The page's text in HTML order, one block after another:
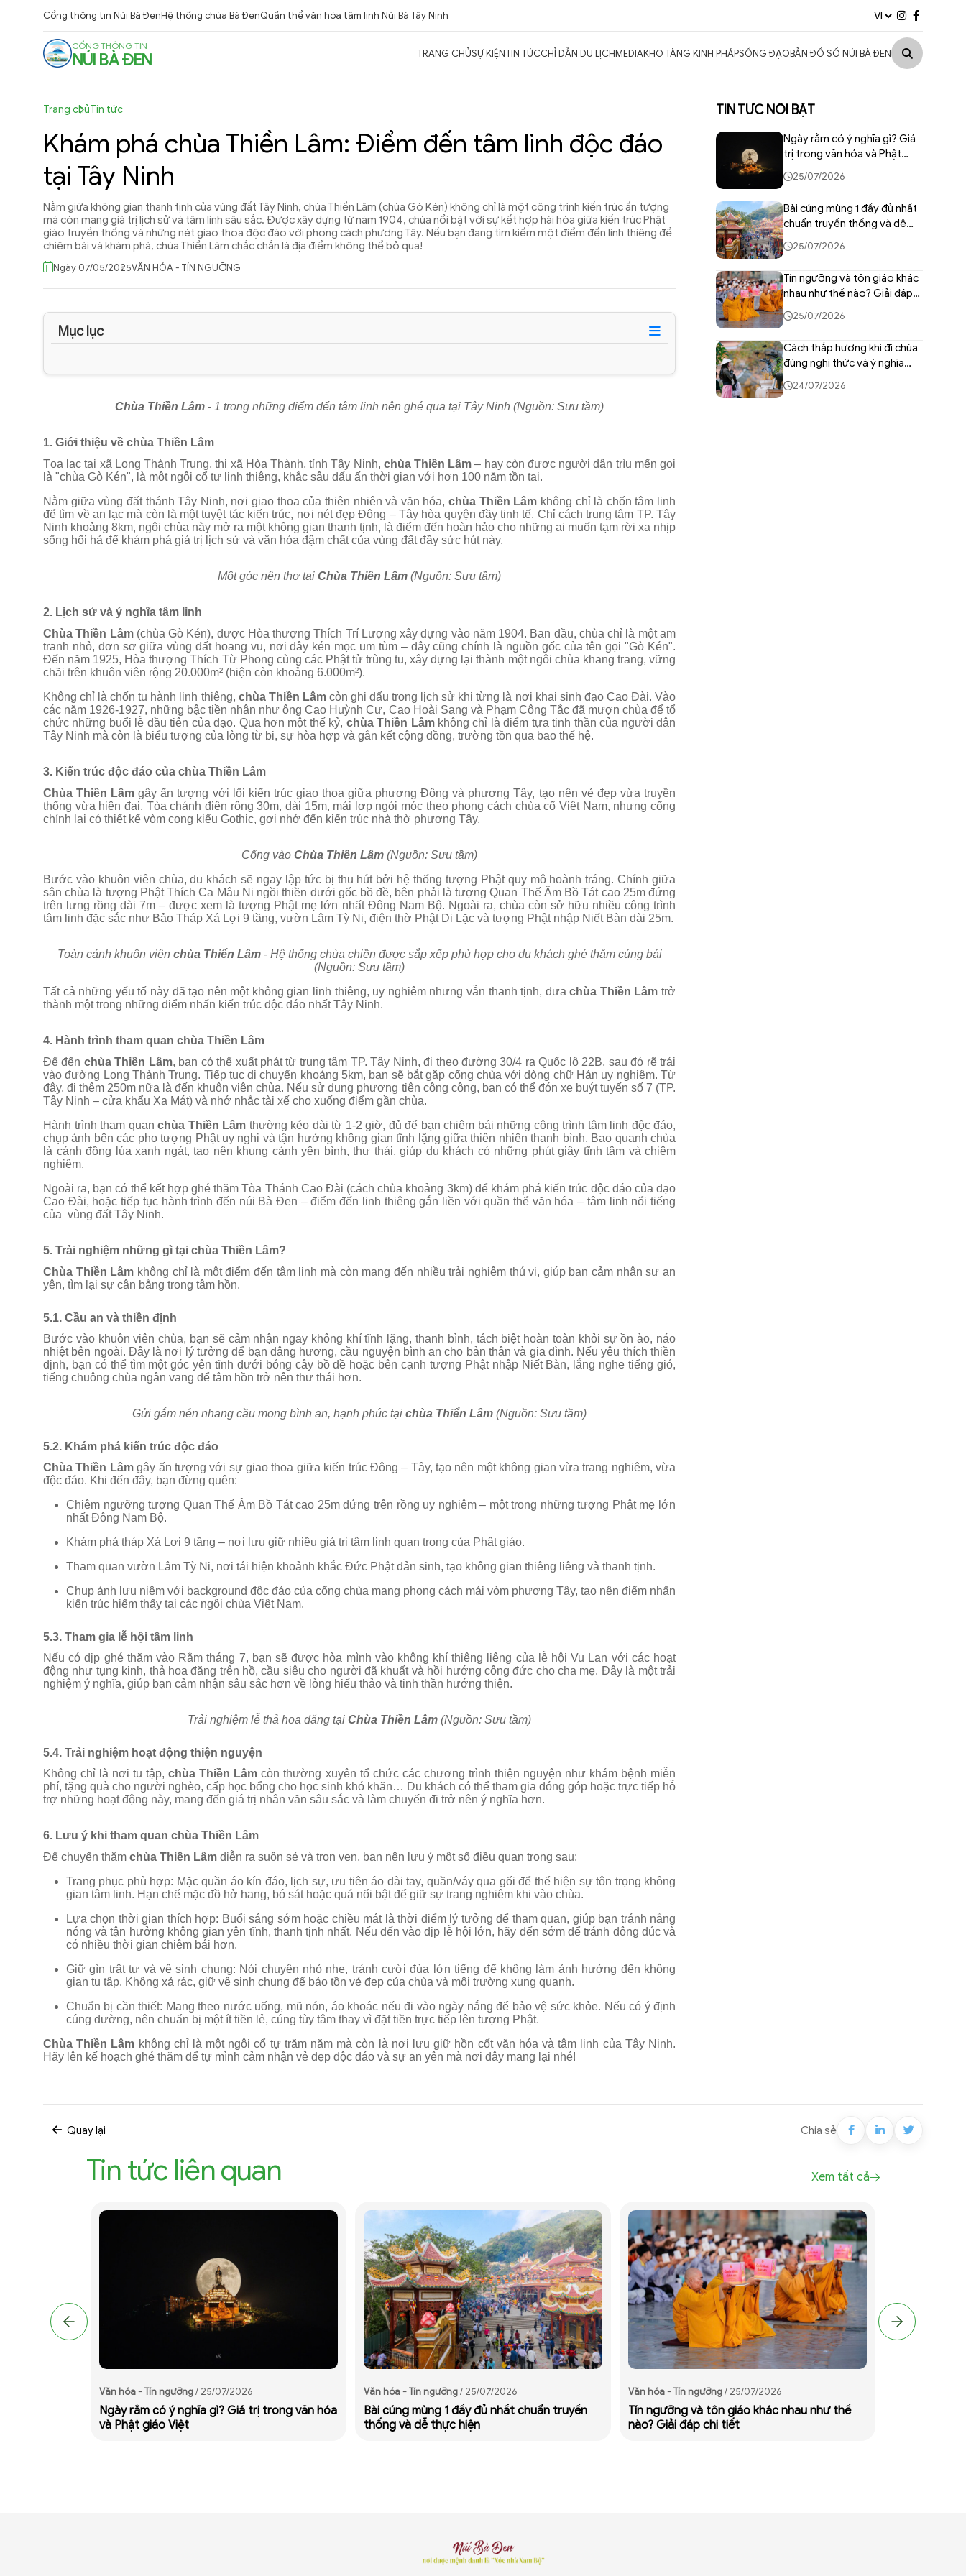
Cổng thông tin Núi Bà ĐenHệ thống chùa Bà ĐenQuần thể văn hóa tâm linh Núi Bà Tây Ninh
CỔNG THÔNG TIN
NÚI BÀ ĐEN TRANG CHỦSỰ KIỆNTIN TỨCCHỈ DẪN DU LỊCHMEDIAKHO TÀNG KINH PHÁPSỐNG ĐẠOBẢN ĐỒ SỐ NÚI BÀ ĐEN
Trang chủTin tức
Khám phá chùa Thiền Lâm: Điểm đến tâm linh độc đáo
tại Tây Ninh
Nằm giữa không gian thanh tịnh của vùng đất Tây Ninh, chùa Thiền Lâm (chùa Gò Kén) không chỉ là một công trình kiến trúc ấn tượng
mà còn mang giá trị lịch sử và tâm linh sâu sắc. Được xây dựng từ năm 1904, chùa nổi bật với sự kết hợp hài hòa giữa kiến trúc Phật
giáo truyền thống và những nét giao thoa độc đáo với phong cách phương Tây. Nếu bạn đang tìm kiếm một điểm đến linh thiêng để
chiêm bái và khám phá, chùa Thiền Lâm chắc chắn là địa điểm không thể bỏ qua!
Ngày 07/05/2025VĂN HÓA - TÍN NGƯỠNG
Mục lục
Chùa Thiền Lâm - 1 trong những điểm đến tâm linh nên ghé qua tại Tây Ninh (Nguồn: Sưu tầm)
1. Giới thiệu về chùa Thiền Lâm
Tọa lạc tại xã Long Thành Trung, thị xã Hòa Thành, tỉnh Tây Ninh, chùa Thiền Lâm– hay còn được người dân trìu mến gọi
là "chùa Gò Kén", là một ngôi cổ tự linh thiêng, khắc sâu dấu ấn thời gian với hơn 100 năm tồn tại.
Nằm giữa vùng đất thánh Tây Ninh, nơi giao thoa của thiên nhiên và văn hóa, chùa Thiền Lâm không chỉ là chốn tâm linh
để tìm về an lạc mà còn là một tuyệt tác kiến trúc, nơi nét đẹp Đông – Tây hòa quyện đầy tinh tế. Chỉ cách trung tâm TP. Tây
Ninh khoảng 8km, ngôi chùa này mở ra một không gian thanh tịnh, là điểm đến hoàn hảo cho những ai muốn tạm rời xa nhịp
sống hối hả để khám phá giá trị lịch sử và văn hóa đậm chất của vùng đất đầy sức hút này.
Một góc nên thơ tại Chùa Thiền Lâm (Nguồn: Sưu tầm)
2. Lịch sử và ý nghĩa tâm linh
Chùa Thiền Lâm(chùa Gò Kén), được Hòa thượng Thích Trí Lượng xây dựng vào năm 1904. Ban đầu, chùa chỉ là một am
tranh nhỏ, đơn sơ giữa vùng đất hoang vu, nơi dây kén mọc um tùm – đây cũng chính là nguồn gốc của tên gọi "Gò Kén".
Đến năm 1925, Hòa thượng Thích Từ Phong cùng các Phật tử trùng tu, xây dựng lại thành một ngôi chùa khang trang, vững
chãi trên khuôn viên rộng 20.000m² (hiện còn khoảng 6.000m²).
Không chỉ là chốn tu hành linh thiêng, chùa Thiền Lâm còn ghi dấu trong lịch sử khi từng là nơi khai sinh đạo Cao Đài. Vào
các năm 1926-1927, những bậc tiền nhân như ông Cao Huỳnh Cư, Cao Hoài Sang và Phạm Công Tắc đã mượn chùa để tổ
chức những buổi lễ đầu tiên của đạo. Qua hơn một thế kỷ, chùa Thiền Lâmkhông chỉ là điểm tựa tinh thần của người dân
Tây Ninh mà còn là biểu tượng của lòng từ bi, sự hòa hợp và gắn kết cộng đồng, trường tồn qua bao thế hệ.
3. Kiến trúc độc đáo của chùa Thiền Lâm
Chùa Thiền Lâm gây ấn tượng với lối kiến trúc giao thoa giữa phương Đông và phương Tây, tạo nên vẻ đẹp vừa truyền
thống vừa hiện đại. Tòa chánh điện rộng 30m, dài 15m, mái lợp ngói móc theo phong cách chùa cổ Việt Nam, nhưng cổng
chính lại có thiết kế vòm cong kiểu Gothic, gợi nhớ đến kiến trúc nhà thờ phương Tây.
Cổng vào Chùa Thiền Lâm (Nguồn: Sưu tầm)
Bước vào khuôn viên chùa, du khách sẽ ngay lập tức bị thu hút bởi hệ thống tượng Phật quy mô hoành tráng. Chính giữa
sân chùa là tượng Phật Thích Ca Mâu Ni ngồi thiền dưới gốc bồ đề, bên phải là tượng Quan Thế Âm Bồ Tát cao 25m đứng
trên lưng rồng dài 7m – được xem là tượng Phật mẹ lớn nhất Đông Nam Bộ. Ngoài ra, chùa còn sở hữu nhiều công trình
tâm linh đặc sắc như Bảo Tháp Xá Lợi 9 tầng, vườn Lâm Tỳ Ni, điện thờ Phật Di Lặc và tượng Phật nhập Niết Bàn dài 25m.
Toàn cảnh khuôn viên chùa Thiển Lâm- Hệ thống chùa chiền được sắp xếp phù hợp cho du khách ghé thăm cúng bái
(Nguồn: Sưu tầm)
Tất cả những yếu tố này đã tạo nên một không gian linh thiêng, uy nghiêm nhưng vẫn thanh tịnh, đưachùa Thiền Lâm trở
thành một trong những điểm nhấn kiến trúc độc đáo nhất Tây Ninh.
4. Hành trình tham quan chùa Thiền Lâm
Để đến chùa Thiền Lâm, bạn có thể xuất phát từ trung tâm TP. Tây Ninh, đi theo đường 30/4 ra Quốc lộ 22B, sau đó rẽ trái
vào đường Long Thành Trung. Tiếp tục di chuyển khoảng 5km, bạn sẽ bắt gặp cổng chùa với dòng chữ Hán uy nghiêm. Từ
đây, đi thêm 250m nữa là đến khuôn viên chùa. Nếu sử dụng phương tiện công cộng, bạn có thể đón xe buýt tuyến số 7 (TP.
Tây Ninh – cửa khẩu Xa Mát) và nhớ nhắc tài xế cho xuống điểm gần chùa.
Hành trình tham quan chùa Thiền Lâm thường kéo dài từ 1-2 giờ, đủ để bạn chiêm bái những công trình tâm linh độc đáo,
chụp ảnh bên các pho tượng Phật uy nghi và tận hưởng không gian tĩnh lặng giữa thiên nhiên thanh bình. Bao quanh chùa
là cánh đồng lúa xanh ngát, tạo nên khung cảnh yên bình, thư thái, giúp du khách có những phút giây tĩnh tâm và chiêm
nghiệm.
Ngoài ra, bạn có thể kết hợp ghé thăm Tòa Thánh Cao Đài (cách chùa khoảng 3km) để khám phá kiến trúc độc đáo của đạo
Cao Đài, hoặc tiếp tục hành trình đến núi Bà Đen – điểm đến linh thiêng gắn liền với quần thể văn hóa – tâm linh nổi tiếng
của vùng đất Tây Ninh.
5. Trải nghiệm những gì tại chùa Thiền Lâm?
Chùa Thiền Lâm không chỉ là một điểm đến tâm linh mà còn mang đến nhiều trải nghiệm thú vị, giúp bạn cảm nhận sự an
yên, tìm lại sự cân bằng trong tâm hồn.
5.1. Cầu an và thiền định
Bước vào khuôn viên chùa, bạn sẽ cảm nhận ngay không khí tĩnh lặng, thanh bình, tách biệt hoàn toàn khỏi sự ồn ào, náo
nhiệt bên ngoài. Đây là nơi lý tưởng để bạn dâng hương, cầu nguyện bình an cho bản thân và gia đình. Nếu yêu thích thiền
định, bạn có thể tìm một góc yên tĩnh dưới bóng cây bồ đề hoặc bên cạnh tượng Phật nhập Niết Bàn, lắng nghe tiếng gió,
tiếng chuông chùa ngân vang để tâm hồn trở nên thư thái hơn.
Gửi gắm nén nhang cầu mong bình an, hạnh phúc tại chùa Thiển Lâm (Nguồn: Sưu tầm)
5.2. Khám phá kiến trúc độc đáo
Chùa Thiền Lâmgây ấn tượng với sự giao thoa giữa kiến trúc Đông – Tây, tạo nên một không gian vừa trang nghiêm, vừa
độc đáo. Khi đến đây, bạn đừng quên:
Chiêm ngưỡng tượng Quan Thế Âm Bồ Tát cao 25m đứng trên rồng uy nghiêm – một trong những tượng Phật mẹ lớn
nhất Đông Nam Bộ.
Khám phá tháp Xá Lợi 9 tầng – nơi lưu giữ nhiều giá trị tâm linh quan trọng của Phật giáo.
Tham quan vườn Lâm Tỳ Ni, nơi tái hiện khoảnh khắc Đức Phật đản sinh, tạo không gian thiêng liêng và thanh tịnh.
Chụp ảnh lưu niệm với background độc đáo của cổng chùa mang phong cách mái vòm phương Tây, tạo nên điểm nhấn
kiến trúc hiếm thấy tại các ngôi chùa Việt Nam.
5.3. Tham gia lễ hội tâm linh
Nếu có dịp ghé thăm vào Rằm tháng 7, bạn sẽ được hòa mình vào không khí thiêng liêng của lễ hội Vu Lan với các hoạt
động như tụng kinh, thả hoa đăng trên hồ, cầu siêu cho người đã khuất và hồi hướng công đức cho cha mẹ. Đây là một trải
nghiệm ý nghĩa, giúp bạn cảm nhận sâu sắc hơn về lòng hiếu thảo và tinh thần hướng thiện.
Trải nghiệm lễ thả hoa đăng tại Chùa Thiền Lâm (Nguồn: Sưu tầm)
5.4. Trải nghiệm hoạt động thiện nguyện
Không chỉ là nơi tu tập,chùa Thiền Lâm còn thường xuyên tổ chức các chương trình thiện nguyện như khám bệnh miễn
phí, tặng quà cho người nghèo, cấp học bổng cho học sinh khó khăn… Du khách có thể tham gia đóng góp hoặc trực tiếp hỗ
trợ những hoạt động này, mang đến giá trị nhân văn sâu sắc và làm chuyến đi trở nên ý nghĩa hơn.
6. Lưu ý khi tham quan chùa Thiền Lâm
Để chuyến thăm chùa Thiền Lâm diễn ra suôn sẻ và trọn vẹn, bạn nên lưu ý một số điều quan trọng sau:
Trang phục phù hợp: Mặc quần áo kín đáo, lịch sự, ưu tiên áo dài tay, quần/váy qua gối để thể hiện sự tôn trọng không
gian tâm linh. Hạn chế mặc đồ hở hang, bó sát hoặc quá nổi bật để giữ sự trang nghiêm khi vào chùa.
Lựa chọn thời gian thích hợp: Buổi sáng sớm hoặc chiều mát là thời điểm lý tưởng để tham quan, giúp bạn tránh nắng
nóng và tận hưởng không gian yên tĩnh, thanh tịnh nhất. Nếu đến vào dịp lễ hội lớn, hãy đến sớm để tránh đông đúc và
có nhiều thời gian chiêm bái hơn.
Giữ gìn trật tự và vệ sinh chung: Nói chuyện nhỏ nhẹ, tránh cười đùa lớn tiếng để không làm ảnh hưởng đến không
gian tu tập. Không xả rác, giữ vệ sinh chung để bảo tồn vẻ đẹp của chùa và môi trường xung quanh.
Chuẩn bị cần thiết: Mang theo nước uống, mũ nón, áo khoác nếu đi vào ngày nắng để bảo vệ sức khỏe. Nếu có ý định
cúng dường, nên chuẩn bị một ít tiền lẻ, cúng tùy tâm thay vì đặt tiền trực tiếp lên tượng Phật.
Chùa Thiền Lâm không chỉ là một ngôi cổ tự trăm năm mà còn là nơi lưu giữ hồn cốt văn hóa và tâm linh của Tây Ninh.
Hãy lên kế hoạch ghé thăm để tự mình cảm nhận vẻ đẹp độc đáo và sự an yên mà nơi đây mang lại nhé!
TIN TỨC NỔI BẬT
Ngày rằm có ý nghĩa gì? Giá
trị trong văn hóa và Phật
giáo Việt
25/07/2026
Bài cúng mùng 1 đầy đủ nhất
chuẩn truyền thống và dễ
thực hiện
25/07/2026
Tín ngưỡng và tôn giáo khác
nhau như thế nào? Giải đáp
chi tiết
25/07/2026
Cách thắp hương khi đi chùa
đúng nghi thức và ý nghĩa
tâm linh
24/07/2026
Quay lại Chia sẻ
Tin tức liên quan Xem tất cả
Văn hóa - Tín ngưỡng/ 25/07/2026
Ngày rằm có ý nghĩa gì? Giá trị trong văn hóa
và Phật giáo Việt
Văn hóa - Tín ngưỡng/ 25/07/2026
Bài cúng mùng 1 đầy đủ nhất chuẩn truyền
thống và dễ thực hiện
Văn hóa - Tín ngưỡng/ 25/07/2026
Tín ngưỡng và tôn giáo khác nhau như thế
nào? Giải đáp chi tiết